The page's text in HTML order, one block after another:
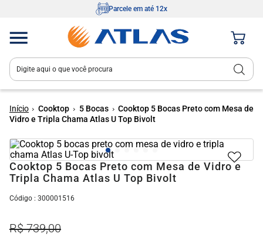
Parcele em até 12x
Digite aqui o que você procura
Cooktop 5 Bocas
Cooktop 5 Bocas Preto com Mesa de
Vidro e Tripla Chama Atlas U Top Bivolt
Cooktop 5 Bocas Preto com Mesa de Vidro e
Tripla Chama Atlas U Top Bivolt
: 300001516
R$ 739,00
1º fogão 4 bocas
3º fogão 5 bocas
4º cooktop
7º fogão